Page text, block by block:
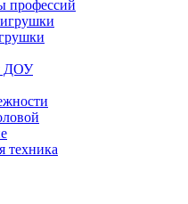
профессий
ДОУ
техника